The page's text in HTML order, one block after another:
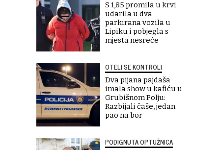
S 1,85 promila u krvi
udarila u dva
parkirana vozila u
Lipiku i pobjegla s
mjesta nesreće
OTELI SE KONTROLI
Dva pijana pajdaša
imala show u kafiću u
Grubišnom Polju:
Razbijali čaše, jedan
pao na bor
PODIGNUTA OPTUŽNICA